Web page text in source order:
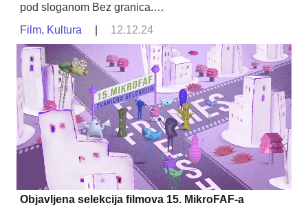
pod sloganom Bez granica.…
Film, Kultura 12.12.24
Objavljena selekcija filmova 15. MikroFAF-a